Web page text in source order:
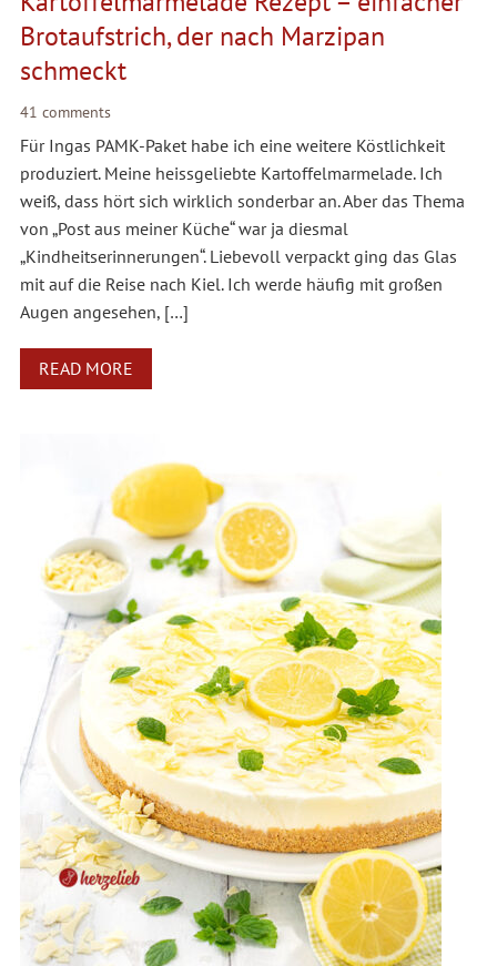
Brotaufstrich, der nach Marzipan
schmeckt
41 comments
Für Ingas PAMK-Paket habe ich eine weitere Köstlichkeit
produziert. Meine heissgeliebte Kartoffelmarmelade. Ich
weiß, dass hört sich wirklich sonderbar an. Aber das Thema
von „Post aus meiner Küche“ war ja diesmal
„Kindheitserinnerungen“. Liebevoll verpackt ging das Glas
mit auf die Reise nach Kiel. Ich werde häufig mit großen
Augen angesehen, […]
READ MORE